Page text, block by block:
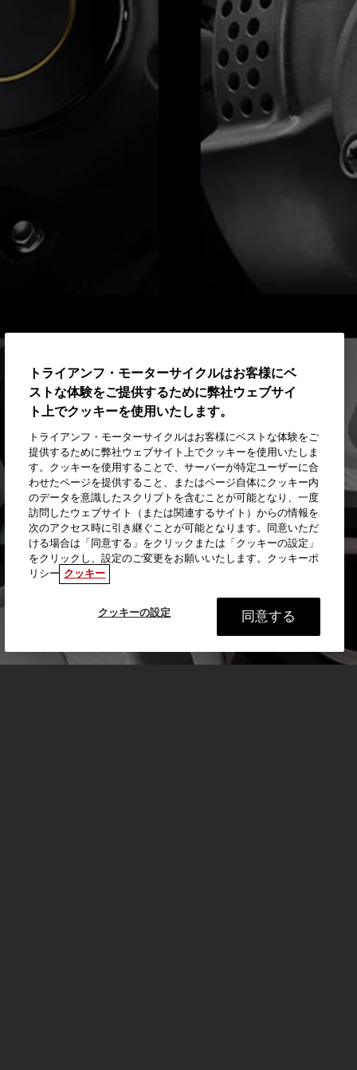
トライアンフ・モーターサイクルはお客様にベ
ストな体験をご提供するために弊社ウェブサイ
ト上でクッキーを使用いたします。
トライアンフ・モーターサイクルはお客様にベストな体験をご
提供するために弊社ウェブサイト上でクッキーを使用いたしま
す。クッキーを使用することで、サーバーが特定ユーザーに合
わせたページを提供すること、またはページ自体にクッキー内
のデータを意識したスクリプトを含むことが可能となり、一度
訪問したウェブサイト（または関連するサイト）からの情報を
次のアクセス時に引き継ぐことが可能となります。同意いただ
ける場合は「同意する」をクリックまたは「クッキーの設定」
をクリックし、設定のご変更をお願いいたします。クッキーポ
リシー クッキー
クッキーの設定 同意する